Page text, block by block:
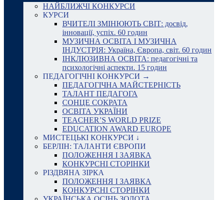
НАЙБЛИЖЧІ КОНКУРСИ
КУРСИ
ВЧИТЕЛІ ЗМІНЮЮТЬ СВІТ: досвід,
інновації, успіх. 60 годин
МУЗИЧНА ОСВІТА І МУЗИЧНА
ІНДУСТРІЯ: Україна, Європа, світ. 60 годин
ІНКЛЮЗИВНА ОСВІТА: педагогічні та
психологічні аспекти. 15 годин
ПЕДАГОГІЧНІ КОНКУРСИ →
ПЕДАГОГІЧНА МАЙСТЕРНІСТЬ
ТАЛАНТ ПЕДАГОГА
СОНЦЕ СОКРАТА
ОСВІТА УКРАЇНИ
TEACHER’S WORLD PRIZE
EDUCATION AWARD EUROPE
МИСТЕЦЬКІ КОНКУРСИ ↓
БЕРЛІН: ТАЛАНТИ ЄВРОПИ
ПОЛОЖЕННЯ І ЗАЯВКА
КОНКУРСНІ СТОРІНКИ
РІЗДВЯНА ЗІРКА
ПОЛОЖЕННЯ І ЗАЯВКА
КОНКУРСНІ СТОРІНКИ